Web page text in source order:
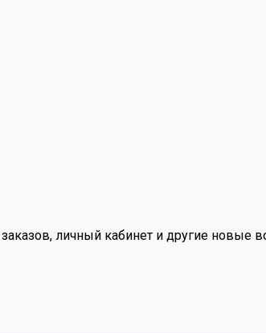
личный кабинет и другие новые